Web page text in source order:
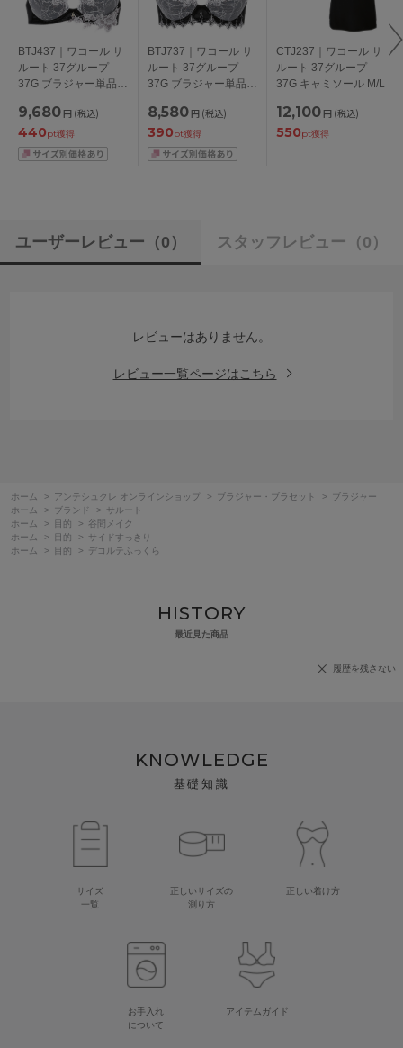
BTJ437｜ワコール サ
ルート 37グループ
37G ブラジャー単品
アンダー 65/70/75cm
9,680 円 (税込)
440pt獲得
BTJ737｜ワコール サ
ルート 37グループ
37G ブラジャー単品
プ アンダー
65/70/75cm
8,580 円 (税込)
390pt獲得
CTJ237｜ワコール サ
ルート 37グループ
37G キャミソール M/L
12,100 円 (税込)
550pt獲得
ユーザーレビュー （0） スタッフレビュー （0）
レビューはありません。
レビュー一覧ページはこちら
ホーム > アンテシュクレ オンラインショップ > ブラジャー・ブラセット >
ブラジャー
ホーム
> ブランド >
サルート
ホーム
> 目的 >
谷間メイク
ホーム
> 目的 >
サイドすっきり
ホーム
> 目的 > デコルテふっくら
HISTORY
最近見た商品
履歴を残さない
KNOWLEDGE
基礎知識
サイズ
一覧
正しいサイズの
測り方
正しい着け方
お手入れ
について
アイテムガイド